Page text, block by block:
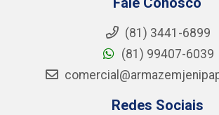
(81) 3441-6899
(81) 99407-6039
Redes Sociais